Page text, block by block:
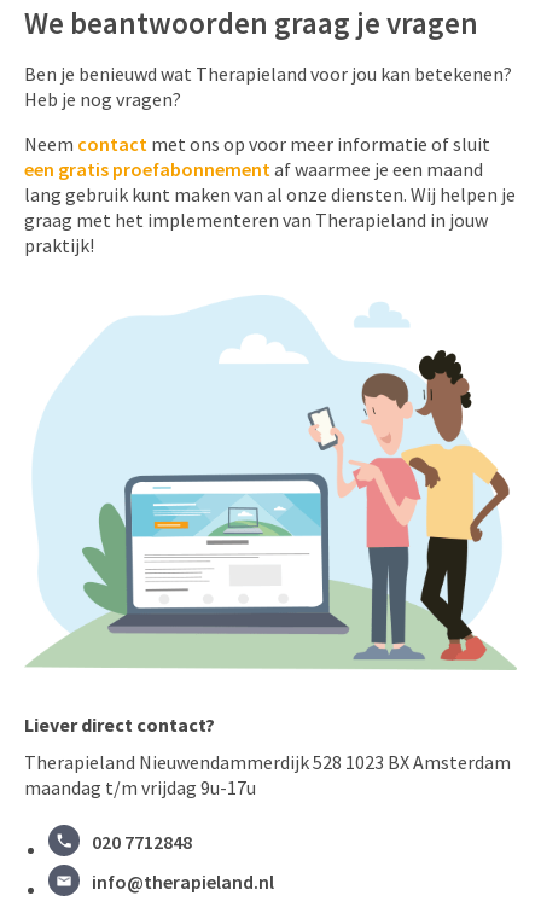
We beantwoorden graag je vragen
Ben je benieuwd wat Therapieland voor jou kan betekenen?
Heb je nog vragen?
Neem contact met ons op voor meer informatie of sluit
een gratis proefabonnementaf waarmee je een maand
lang gebruik kunt maken van al onze diensten. Wij helpen je
graag met het implementeren van Therapieland in jouw
praktijk!
Liever direct contact?
Therapieland Nieuwendammerdijk 528 1023 BX Amsterdam
maandag t/m vrijdag 9u-17u
020 7712848
info@therapieland.nl